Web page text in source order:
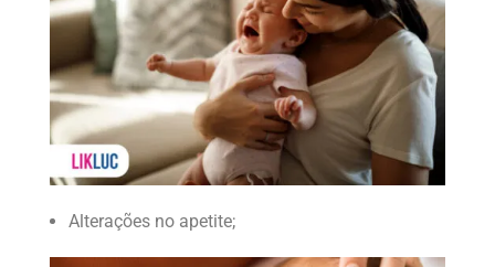
Alterações no apetite;